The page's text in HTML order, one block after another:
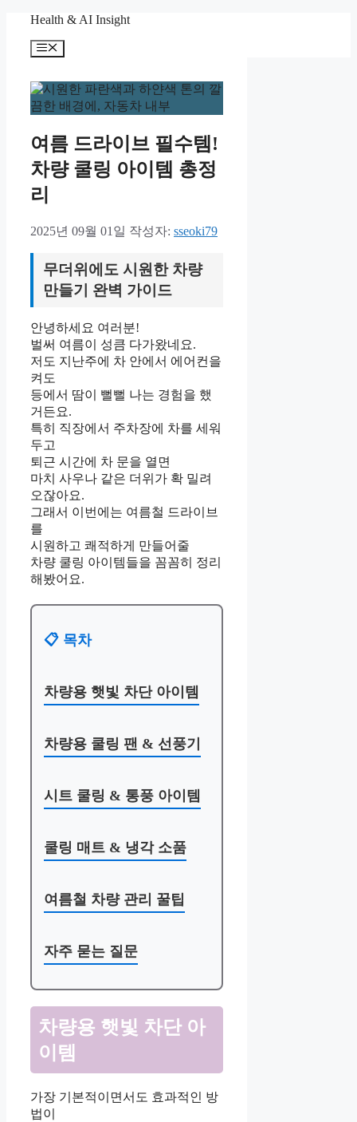
Health & AI Insight
메
여름 드라이브 필수템!
차량 쿨링 아이템 총정
리
2025년 09월 01일 작성자: sseoki79
무더위에도 시원한 차량
만들기 완벽 가이드
안녕하세요 여러분!
벌써 여름이 성큼 다가왔네요.
저도 지난주에 차 안에서 에어컨을
켜도
등에서 땀이 뻘뻘 나는 경험을 했
거든요.
특히 직장에서 주차장에 차를 세워
두고
퇴근 시간에 차 문을 열면
마치 사우나 같은 더위가 확 밀려
오잖아요.
그래서 이번에는 여름철 드라이브
를
시원하고 쾌적하게 만들어줄
차량 쿨링 아이템들을 꼼꼼히 정리
해봤어요.
📋 목차
차량용 햇빛 차단 아이템
차량용 쿨링 팬 & 선풍기
시트 쿨링 & 통풍 아이템
쿨링 매트 & 냉각 소품
여름철 차량 관리 꿀팁
자주 묻는 질문
차량용 햇빛 차단 아
이템
가장 기본적이면서도 효과적인 방
법이